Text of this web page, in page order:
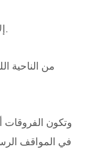
.
من الناحية
وتكون الفروقات
في المواقف